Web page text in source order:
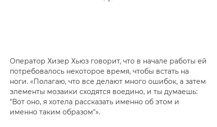
Оператор Хизер Хьюз говорит, что в начале работы ей
потребовалось некоторое время, чтобы встать на
ноги. «Полагаю, что все делают много ошибок, а затем
элементы мозаики сходятся воедино, и ты думаешь:
"Вот оно, я хотела рассказать именно об этом и
именно таким образом"».